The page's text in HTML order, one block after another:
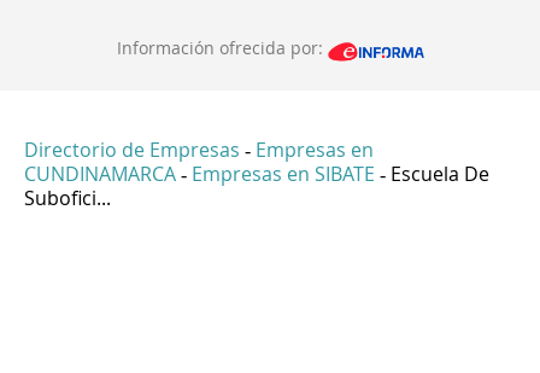
Información ofrecida por:
Directorio de Empresas - Empresas en
CUNDINAMARCA - Empresas en SIBATE - Escuela De
Subofici...